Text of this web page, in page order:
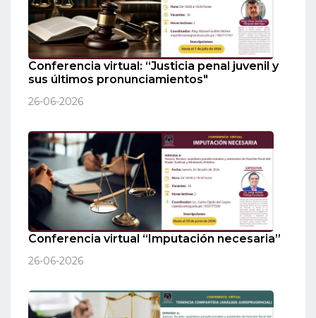
Conferencia virtual: “Justicia penal juvenil y
sus últimos pronunciamientos"
26-06-2026
Conferencia virtual “Imputación necesaria”
26-06-2026